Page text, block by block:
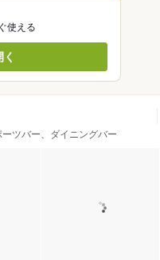
使える
ーツバー、ダイニングバー